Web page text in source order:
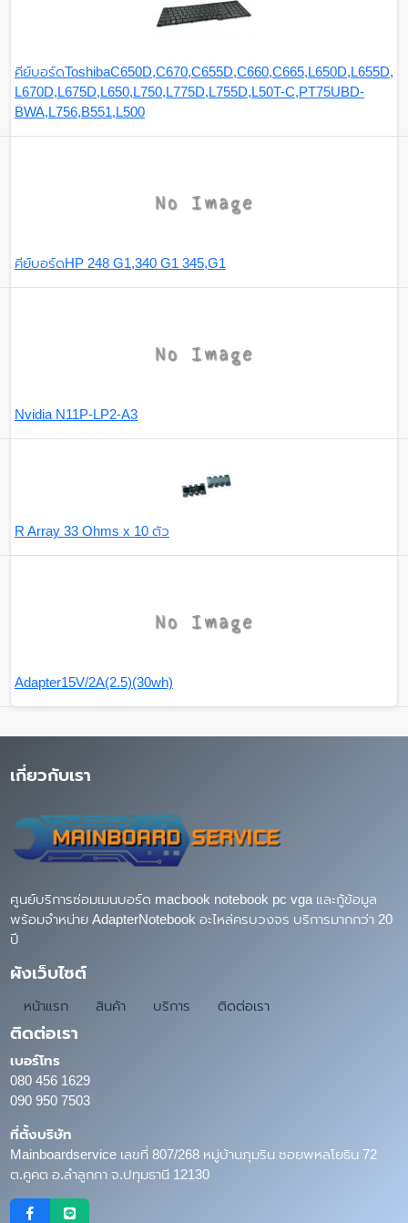
คีย์บอร์ดToshibaC650D,C670,C655D,C660,C665,L650D,L655D,
L670D,L675D,L650,L750,L775D,L755D,L50T-C,PT75UBD-
BWA,L756,B551,L500
คีย์บอร์ดHP 248 G1,340 G1 345,G1
Nvidia N11P-LP2-A3
R Array 33 Ohms x 10 ตัว
Adapter15V/2A(2.5)(30wh)
เกี่ยวกับเรา
ศูนย์บริการซ่อมเมนบอร์ด macbook notebook pc vga และกู้ข้อมูล
พร้อมจำหน่าย AdapterNotebook อะไหล่ครบวงจร บริการมากกว่า 20
ปี
ผังเว็บไซต์
หน้าแรก สินค้า บริการ ติดต่อเรา
ติดต่อเรา
เบอร์โทร
080 456 1629
090 950 7503
ที่ตั้งบริษัท
Mainboardservice เลขที่ 807/268 หมู่บ้านภุมริน ซอยพหลโยธิน 72
ต.คูคต อ.ลำลูกกา จ.ปทุมธานี 12130